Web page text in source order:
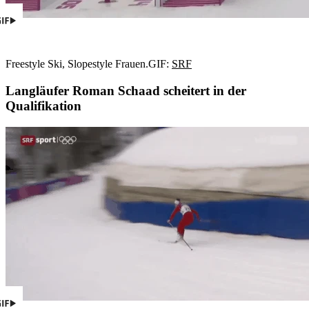
Freestyle Ski, Slopestyle Frauen.GIF: SRF
Langläufer Roman Schaad scheitert in der
Qualifikation